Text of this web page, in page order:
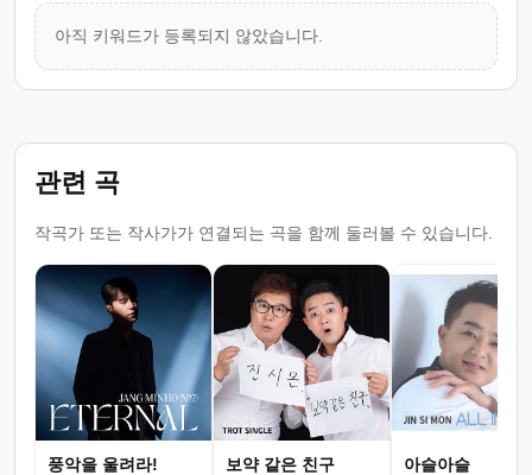
아직 키워드가 등록되지 않았습니다.
관련 곡
작곡가 또는 작사가가 연결되는 곡을 함께 둘러볼 수 있습니다.
풍악을 울려라! 보약 같은 친구 아슬아슬